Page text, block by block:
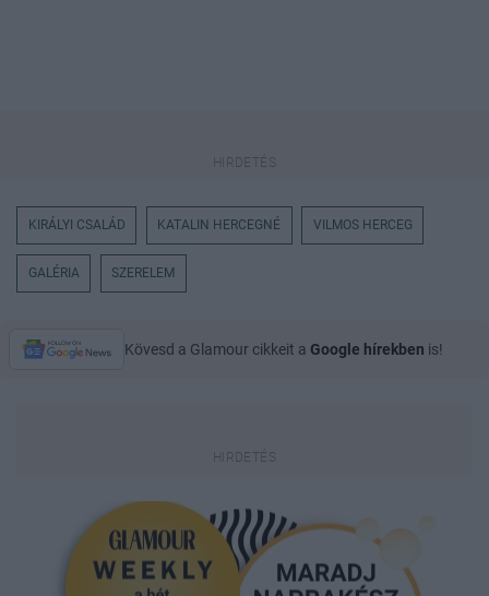
KIRÁLYI CSALÁD KATALIN HERCEGNÉ VILMOS HERCEG
GALÉRIA SZERELEM
Kövesd a Glamour cikkeit a Google hírekben is!